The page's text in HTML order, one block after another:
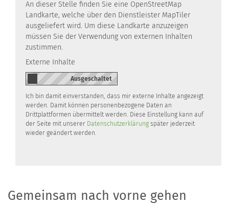
An dieser Stelle finden Sie eine OpenStreetMap
Landkarte, welche über den Dienstleister MapTiler
ausgeliefert wird. Um diese Landkarte anzuzeigen
müssen Sie der Verwendung von externen Inhalten
zustimmen.
Externe Inhalte
Ich bin damit einverstanden, dass mir externe Inhalte angezeigt
werden. Damit können personenbezogene Daten an
Drittplattformen übermittelt werden. Diese Einstellung kann auf
der Seite mit unserer Datenschutzerklärung später jederzeit
wieder geändert werden.
Gemeinsam nach vorne gehen